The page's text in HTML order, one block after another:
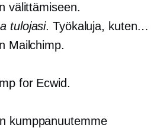
välittämiseen.
tulojasi. Työkaluja, kuten…
Mailchimp.
for Ecwid.
kumppanuutemme